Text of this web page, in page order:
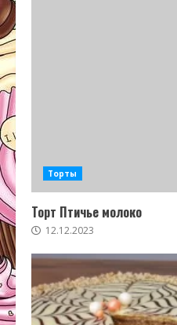
Торты
Торт Птичье молоко
12.12.2023